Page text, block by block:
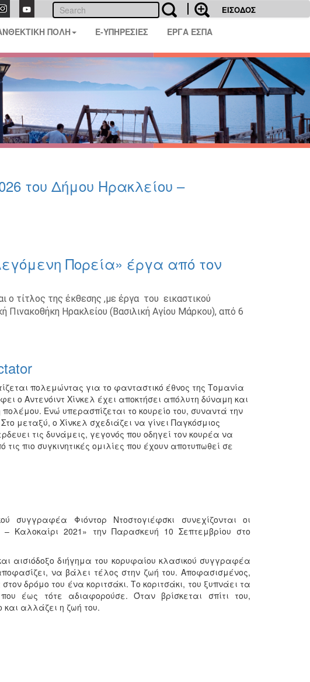
ΕΙΣΟΔΟΣ
ΠΟΛΗ E-ΥΠΗΡΕΣΙΕΣ ΕΡΓΑ ΕΣΠΑ
του Δήμου Ηρακλείου –
Πορεία» έργα από τον
ο τίτλος της έκθεσης ,με έργα του εικαστικού
Ηρακλείου (Βασιλική Αγίου Μάρκου), από 6
πολεμώντας για το φανταστικό έθνος της Τομανία
ο Αντενόιντ Χίνκελ έχει αποκτήσει απόλυτη δύναμη και
Ενώ υπερασπίζεται το κουρείο του, συναντά την
μεταξύ, ο Χίνκελ σχεδιάζει να γίνει Παγκόσμιος
τις δυνάμεις, γεγονός που οδηγεί τον κουρέα να
πιο συγκινητικές ομιλίες που έχουν αποτυπωθεί σε
συγγραφέα Φιόντορ Ντοστογιέφσκι συνεχίζονται οι
Καλοκαίρι 2021» την Παρασκευή 10 Σεπτεμβρίου στο
αισιόδοξο διήγημα του κορυφαίου κλασικού συγγραφέα
να βάλει τέλος στην ζωή του. Αποφασισμένος,
δρόμο του ένα κοριτσάκι. Το κοριτσάκι, του ξυπνάει τα
έως τότε αδιαφορούσε. Όταν βρίσκεται σπίτι του,
και αλλάζει η ζωή του.